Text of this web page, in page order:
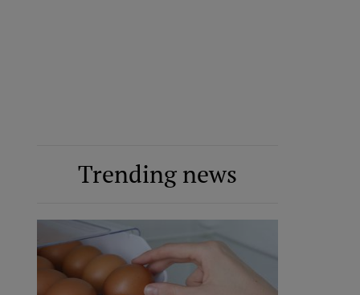
Trending news